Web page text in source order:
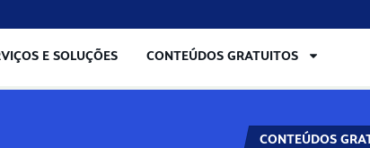
E SOLUÇÕES CONTEÚDOS GRATUITOS
CONTEÚDOS